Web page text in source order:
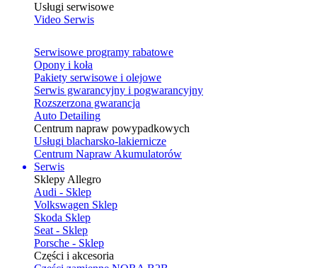
Usługi serwisowe
Video Serwis
Serwisowe programy rabatowe
Opony i koła
Pakiety serwisowe i olejowe
Serwis gwarancyjny i pogwarancyjny
Rozszerzona gwarancja
Auto Detailing
Centrum napraw powypadkowych
Usługi blacharsko-lakiernicze
Centrum Napraw Akumulatorów
Serwis
Sklepy Allegro
Audi - Sklep
Volkswagen Sklep
Skoda Sklep
Seat - Sklep
Porsche - Sklep
Części i akcesoria